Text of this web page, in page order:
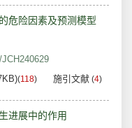
危险因素及预测模型
(118) 施引文献 (4)
进展中的作用